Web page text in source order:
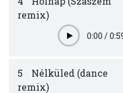
remix)
Play0:00 /
5
Nélküled (dance
remix)